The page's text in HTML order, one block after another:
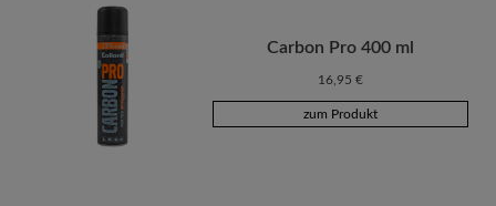
Carbon Pro 400 ml
16,95 €
zum Produkt